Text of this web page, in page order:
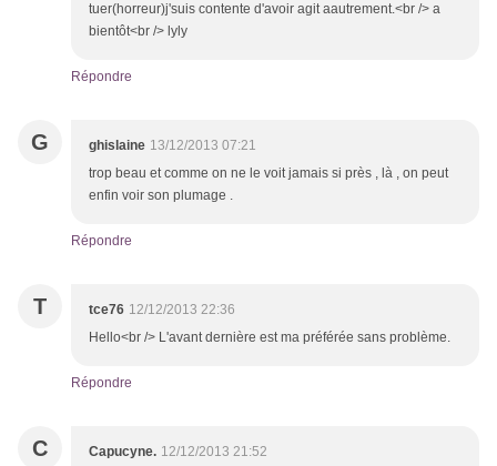
tuer(horreur)j'suis contente d'avoir agit aautrement.<br /> a
bientôt<br /> lyly
Répondre
G ghislaine 13/12/2013 07:21
trop beau et comme on ne le voit jamais si près , là , on peut
enfin voir son plumage .
Répondre
T tce76 12/12/2013 22:36
Hello<br /> L'avant dernière est ma préférée sans problème.
Répondre
C Capucyne. 12/12/2013 21:52